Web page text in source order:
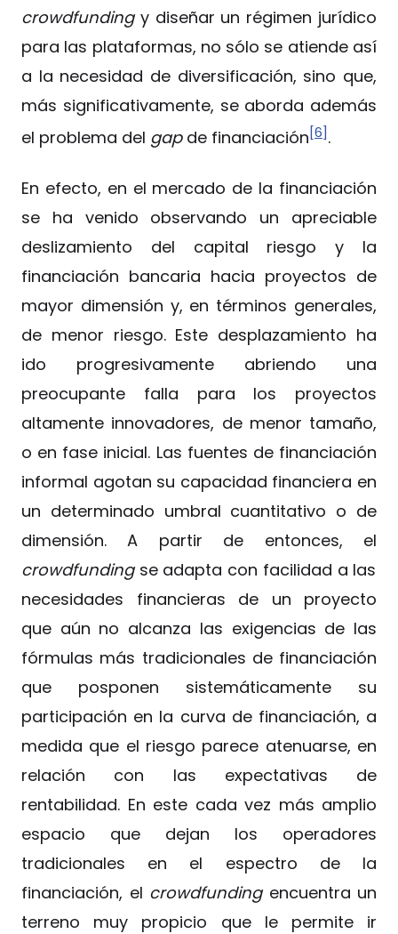
crowdfunding y diseñar un régimen jurídico
para las plataformas, no sólo se atiende así
a la necesidad de diversificación, sino que,
más significativamente, se aborda además
el problema del gap de financiación[6].
En efecto, en el mercado de la financiación
se ha venido observando un apreciable
deslizamiento del capital riesgo y la
financiación bancaria hacia proyectos de
mayor dimensión y, en términos generales,
de menor riesgo. Este desplazamiento ha
ido progresivamente abriendo una
preocupante falla para los proyectos
altamente innovadores, de menor tamaño,
o en fase inicial. Las fuentes de financiación
informal agotan su capacidad financiera en
un determinado umbral cuantitativo o de
dimensión. A partir de entonces, el
crowdfundingse adapta con facilidad a las
necesidades financieras de un proyecto
que aún no alcanza las exigencias de las
fórmulas más tradicionales de financiación
que posponen sistemáticamente su
participación en la curva de financiación, a
medida que el riesgo parece atenuarse, en
relación con las expectativas de
rentabilidad. En este cada vez más amplio
espacio que dejan los operadores
tradicionales en el espectro de la
financiación, el crowdfunding encuentra un
terreno muy propicio que le permite ir